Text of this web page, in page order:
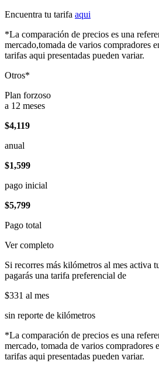
Encuentra tu tarifa aqui
*La comparación de precios es una
mercado,tomada de varios compradores
tarifas aqui presentadas pueden variar.
Otros*
Plan forzoso
a 12 meses
$4,119
anual
$1,599
pago inicial
$5,799
Pago total
Ver completo
Si recorres más kilómetros al mes activa
pagarás una tarifa preferencial de
$331 al mes
sin reporte de kilómetros
*La comparación de precios es una
mercado, tomada de varios compradores
tarifas aqui presentadas pueden variar.